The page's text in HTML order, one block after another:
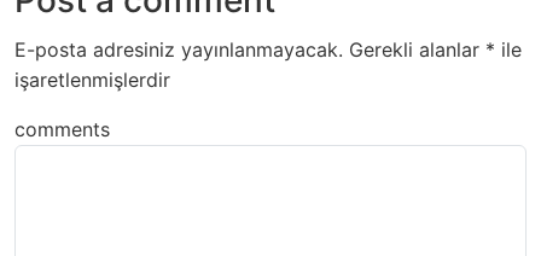
E-posta adresiniz yayınlanmayacak. Gerekli alanlar * ile
işaretlenmişlerdir
comments